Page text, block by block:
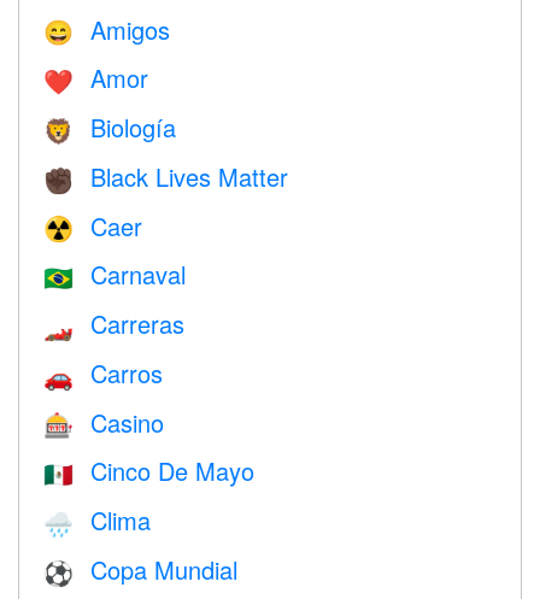
😄 Amigos
❤️️ Amor
🦁 Biología
✊🏿 Black Lives Matter
☢️ Caer
🇧🇷 Carnaval
🏎 Carreras
🚗 Carros
🎰 Casino
🇲🇽 Cinco De Mayo
🌧 Clima
⚽ Copa Mundial